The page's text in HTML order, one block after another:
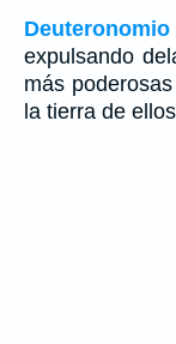
Deuteronomio
expulsando
más
la tierra de